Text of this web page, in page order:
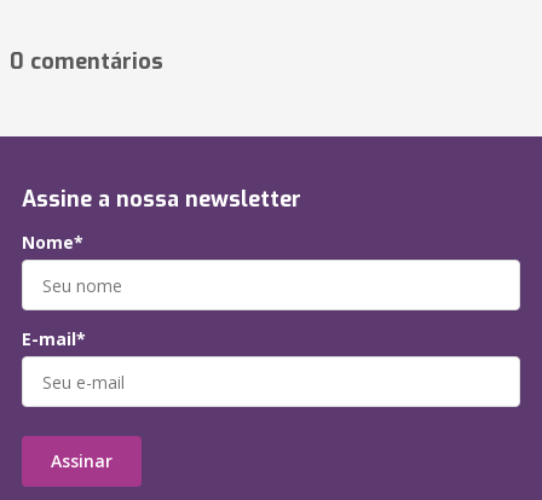
0 comentários
Assine a nossa newsletter
Nome*
E-mail*
Assinar